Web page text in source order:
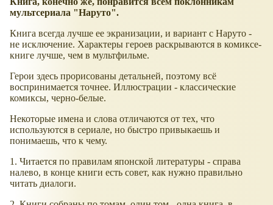
мультсериала "Наруто".
Книга всегда лучше ее экранизации, и вариант с Наруто -
не исключение. Характеры героев раскрываются в комиксе-
книге лучше, чем в мультфильме.
Герои здесь прорисованы детальней, поэтому всё
воспринимается точнее. Иллюстрации - классические
комиксы, черно-белые.
Некоторые имена и слова отличаются от тех, что
используются в сериале, но быстро привыкаешь и
понимаешь, что к чему.
1. Читается по правилам японской литературы - справа
налево, в конце книги есть совет, как нужно правильно
читать диалоги.